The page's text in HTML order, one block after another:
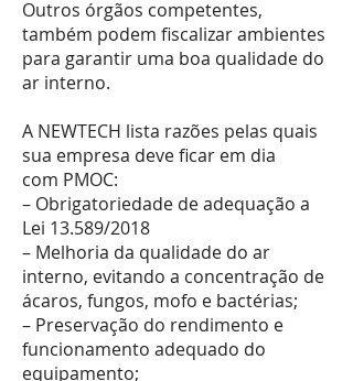
Outros órgãos competentes,
também podem fiscalizar ambientes
para garantir uma boa qualidade do
ar interno.
A NEWTECH lista razões pelas quais
sua empresa deve ficar em dia
com PMOC:
– Obrigatoriedade de adequação a
Lei 13.589/2018
– Melhoria da qualidade do ar
interno, evitando a concentração de
ácaros, fungos, mofo e bactérias;
– Preservação do rendimento e
funcionamento adequado do
equipamento;